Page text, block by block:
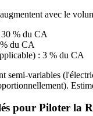
avec le
% du CA
du CA
: 3 % du CA
semi-variables
pour Piloter la